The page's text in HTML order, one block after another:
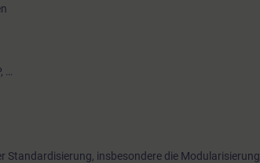
Standardisierung, insbesondere die